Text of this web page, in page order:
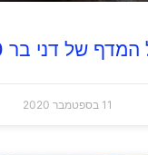
של דני בר 14/2020
11 בספטמבר 2020